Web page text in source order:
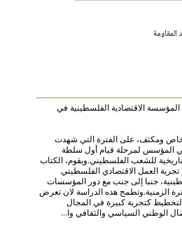
الاقتصادية الفلسطينية في
ومكثف، على الفترة التي شهدت
المؤسس لمرحلة قيام أول سلطة
للشعب الفلسطيني.ويقوم، الكتاب
تجربة العمل الاقتصادي الفلسطيني
جنبا إلى جنب مع دور المؤسسات
الزمنية.وتطمح هذه الدراسة لان تعرض
كتجربة كبيرة في المجال
الوطني السياسي والثقافي وا...